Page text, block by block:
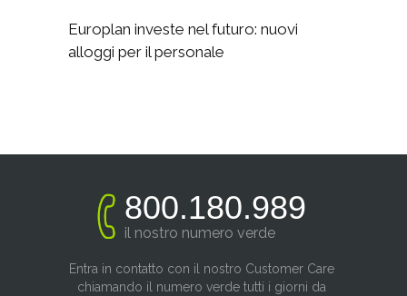
Europlan investe nel futuro: nuovi
alloggi per il personale
800.180.989
il nostro numero verde
Entra in contatto con il nostro Customer Care
chiamando il numero verde tutti i giorni da